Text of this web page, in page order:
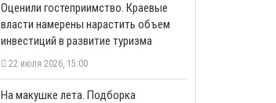
Оценили гостеприимство. Краевые
власти намерены нарастить объем
инвестиций в развитие туризма
22 июля 2026, 15:00
На макушке лета. Подборка